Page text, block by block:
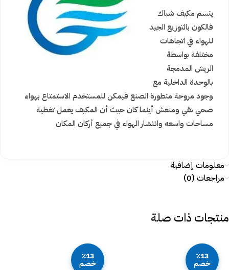
يتسم مكيف شباك
فالكون بالتوزيع الجيد
للهواء في اتجاهات
مختلفة بواسطة
الريش المدمجة
بالوحدة الداخلية مع
وجود مروحة متطورة الصنع فيمكن للمستخدم الاستمتاع بهواء
صحي نقي ومنعش أينما كان حيث أن المكيف يعمل تغطية
مساحات واسعه وانتشار الهواء في جميع أركان المكان
معلومات إضافية
مراجعات (0)
منتجات ذات صلة
٪13
خصم
٪13
خصم